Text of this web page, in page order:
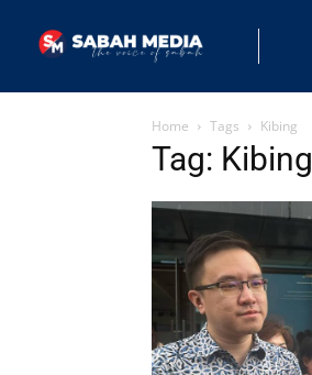
Home Tags Kibing
Tag: Kibing